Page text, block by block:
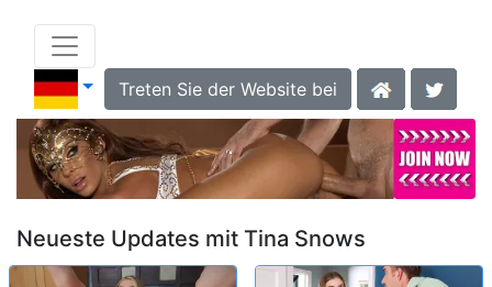
Treten Sie der Website bei
Neueste Updates mit Tina Snows